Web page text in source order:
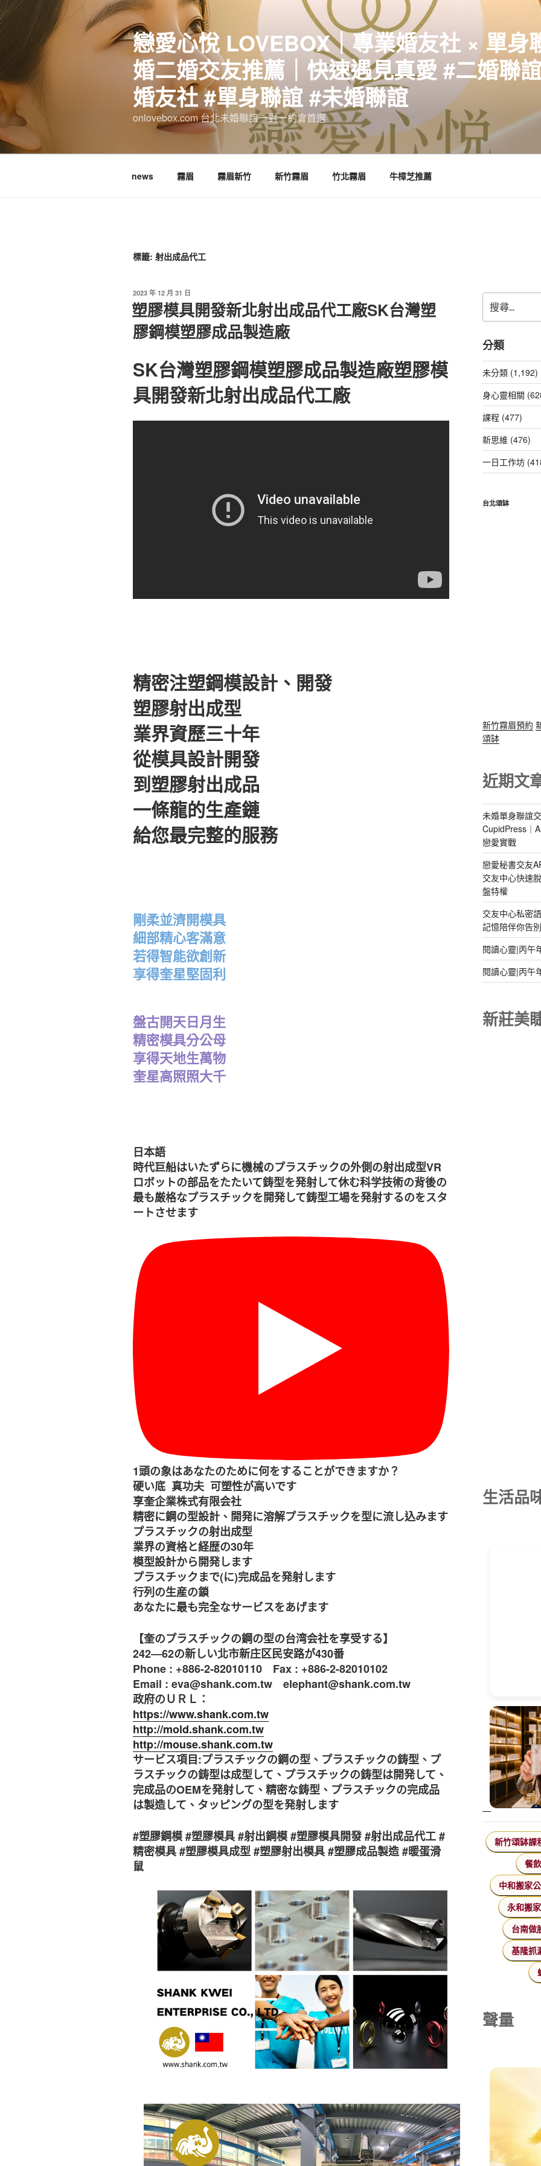
跳
至
容
戀愛心悅 LOVEBOX｜專業婚友社 × 單身
婚二婚交友推薦｜快速遇見真愛 #二婚聯
婚友社 #單身聯誼 #未婚聯誼
onlovebox.com 台北未婚聯誼一對一約會首選
news 霧眉 霧眉新竹 新竹霧眉 竹北霧眉 牛樟芝推薦
標籤: 射出成品代工
發
佈
於
2023 年 12 月 31 日
塑膠模具開發新北射出成品代工廠SK台灣塑
膠鋼模塑膠成品製造廠
SK台灣塑膠鋼模塑膠成品製造廠塑膠模
具開發新北射出成品代工廠
精密注塑鋼模設計、開發
塑膠射出成型
業界資歷三十年
從模具設計開發
到塑膠射出成品
一條龍的生產鏈
給您最完整的服務
剛柔並濟開模具
細部精心客滿意
若得智能欲創新
享得奎星堅固利
盤古開天日月生
精密模具分公母
享得天地生萬物
奎星高照照大千
日本語
時代巨船はいたずらに機械のプラスチックの外側の射出成型VR
ロボットの部品をたたいて鋳型を発射して休む科学技術の背後の
最も厳格なプラスチックを開発して鋳型工場を発射するのをスタ
ートさせます
1頭の象はあなたのために何をすることができますか？
硬い底 真功夫 可塑性が高いです
享奎企業株式有限会社
精密に鋼の型設計、開発に溶解プラスチックを型に流し込みます
プラスチックの射出成型
業界の資格と経歴の30年
模型設計から開発します
プラスチックまで(に)完成品を発射します
行列の生産の鎖
あなたに最も完全なサービスをあげます
【奎のプラスチックの鋼の型の台湾会社を享受する】
242―62の新しい北市新庄区民安路が430番
Phone : +886-2-82010110 Fax : +886-2-82010102
Email : eva@shank.com.tw elephant@shank.com.tw
政府のＵＲＬ：
https://www.shank.com.tw
http://mold.shank.com.tw
http://mouse.shank.com.tw
サービス項目:プラスチックの鋼の型、プラスチックの鋳型、プ
ラスチックの鋳型は成型して、プラスチックの鋳型は開発して、
完成品のOEMを発射して、精密な鋳型、プラスチックの完成品
は製造して、タッピングの型を発射します
#塑膠鋼模 #塑膠模具 #射出鋼模 #塑膠模具開發 #射出成品代工 #
精密模具 #塑膠模具成型 #塑膠射出模具 #塑膠成品製造 #暖蛋滑
鼠
尋
關
鍵
字:
分類
未分類 (1,192)
身心靈相關
課程 (477)
新思維 (476)
一日工作坊
台北頌缽
新竹霧眉預約
頌缽
近期文
未婚單身聯誼
CupidPress｜
戀愛實戰
戀愛秘書交友
交友中心快速
盤特權
交友中心私密
記憶陪伴你告
閱讀心靈|丙午
閱讀心靈|丙午
新莊美
生活品
新竹頌缽課
餐
中和搬家
永和搬家
台南做
基隆抓
聲量